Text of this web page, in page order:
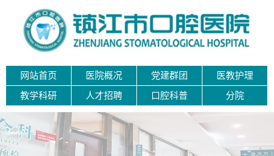
网站首页 医院概况 党建群团 医教护理
教学科研 人才招聘 口腔科普 分院